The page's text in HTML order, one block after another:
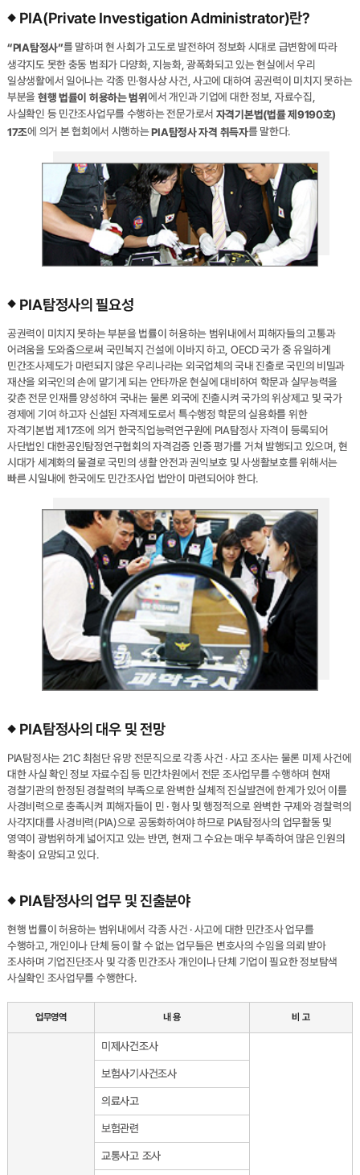
PIA(Private Investigation Administrator)란?
“PIA탐정사”를 말하며 현 사회가 고도로 발전하여 정보화 시대로 급변함에 따라
생각지도 못한 충동 범죄가 다양화, 지능화, 광폭화되고 있는 현실에서 우리
일상생활에서 일어나는 각종 민·형사상 사건, 사고에 대하여 공권력이 미치지 못하는
부분을현행 법률이 허용하는 범위에서 개인과 기업에 대한 정보, 자료수집,
사실확인 등 민간조사업무를 수행하는 전문가로서 자격기본법(법률 제9190호)
17조에 의거 본 협회에서 시행하는PIA탐정사 자격 취득자를 말한다.
PIA탐정사의 필요성
공권력이 미치지 못하는 부분을 법률이 허용하는 범위내에서 피해자들의 고통과
어려움을 도와줌으로써 국민복지 건설에 이바지 하고, OECD 국가 중 유일하게
민간조사제도가 마련되지 않은 우리나라는 외국업체의 국내 진출로 국민의 비밀과
재산을 외국인의 손에 맡기게 되는 안타까운 현실에 대비하여 학문과 실무능력을
갖춘 전문 인재를 양성하여 국내는 물론 외국에 진출시켜 국가의 위상제고 및 국가
경제에 기여 하고자 신설된 자격제도로서 특수행정 학문의 실용화를 위한
자격기본법 제17조에 의거 한국직업능력연구원에 PIA탐정사 자격이 등록되어
사단법인 대한공인탐정연구협회의 자격검증 인증 평가를 거쳐 발행되고 있으며, 현
시대가 세계화의 물결로 국민의 생활 안전과 권익보호 및 사생활보호를 위해서는
빠른 시일내에 한국에도 민간조사업 법안이 마련되어야 한다.
PIA탐정사의 대우 및 전망
PIA탐정사는 21C 최첨단 유망 전문직으로 각종 사건 · 사고 조사는 물론 미제 사건에
대한 사실 확인 정보 자료수집 등 민간차원에서 전문 조사업무를 수행하며 현재
경찰기관의 한정된 경찰력의 부족으로 완벽한 실체적 진실발견에 한계가 있어 이를
사경비력으로 충족시켜 피해자들이 민 · 형사 및 행정적으로 완벽한 구제와 경찰력의
사각지대를 사경비력(PIA)으로 공동화하여야 하므로 PIA탐정사의 업무활동 및
영역이 광범위하게 넓어지고 있는 반면, 현재 그 수요는 매우 부족하여 많은 인원의
확충이 요망되고 있다.
PIA탐정사의 업무 및 진출분야
현행 법률이 허용하는 범위내에서 각종 사건 · 사고에 대한 민간조사 업무를
수행하고, 개인이나 단체 등이 할 수 없는 업무들은 변호사의 수임을 의뢰 받아
조사하며 기업진단조사 및 각종 민간조사 개인이나 단체 기업이 필요한 정보탐색
사실확인 조사업무를 수행한다.
업무영역 내 용 비 고
미제사건조사
보험사기사건조사
의료사고
보험관련
교통사고 조사